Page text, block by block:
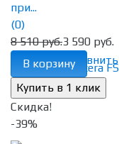
избранное сравнить
при...
(0)
8 510 руб.3 590 руб.
В корзину
Скидка!
-39%